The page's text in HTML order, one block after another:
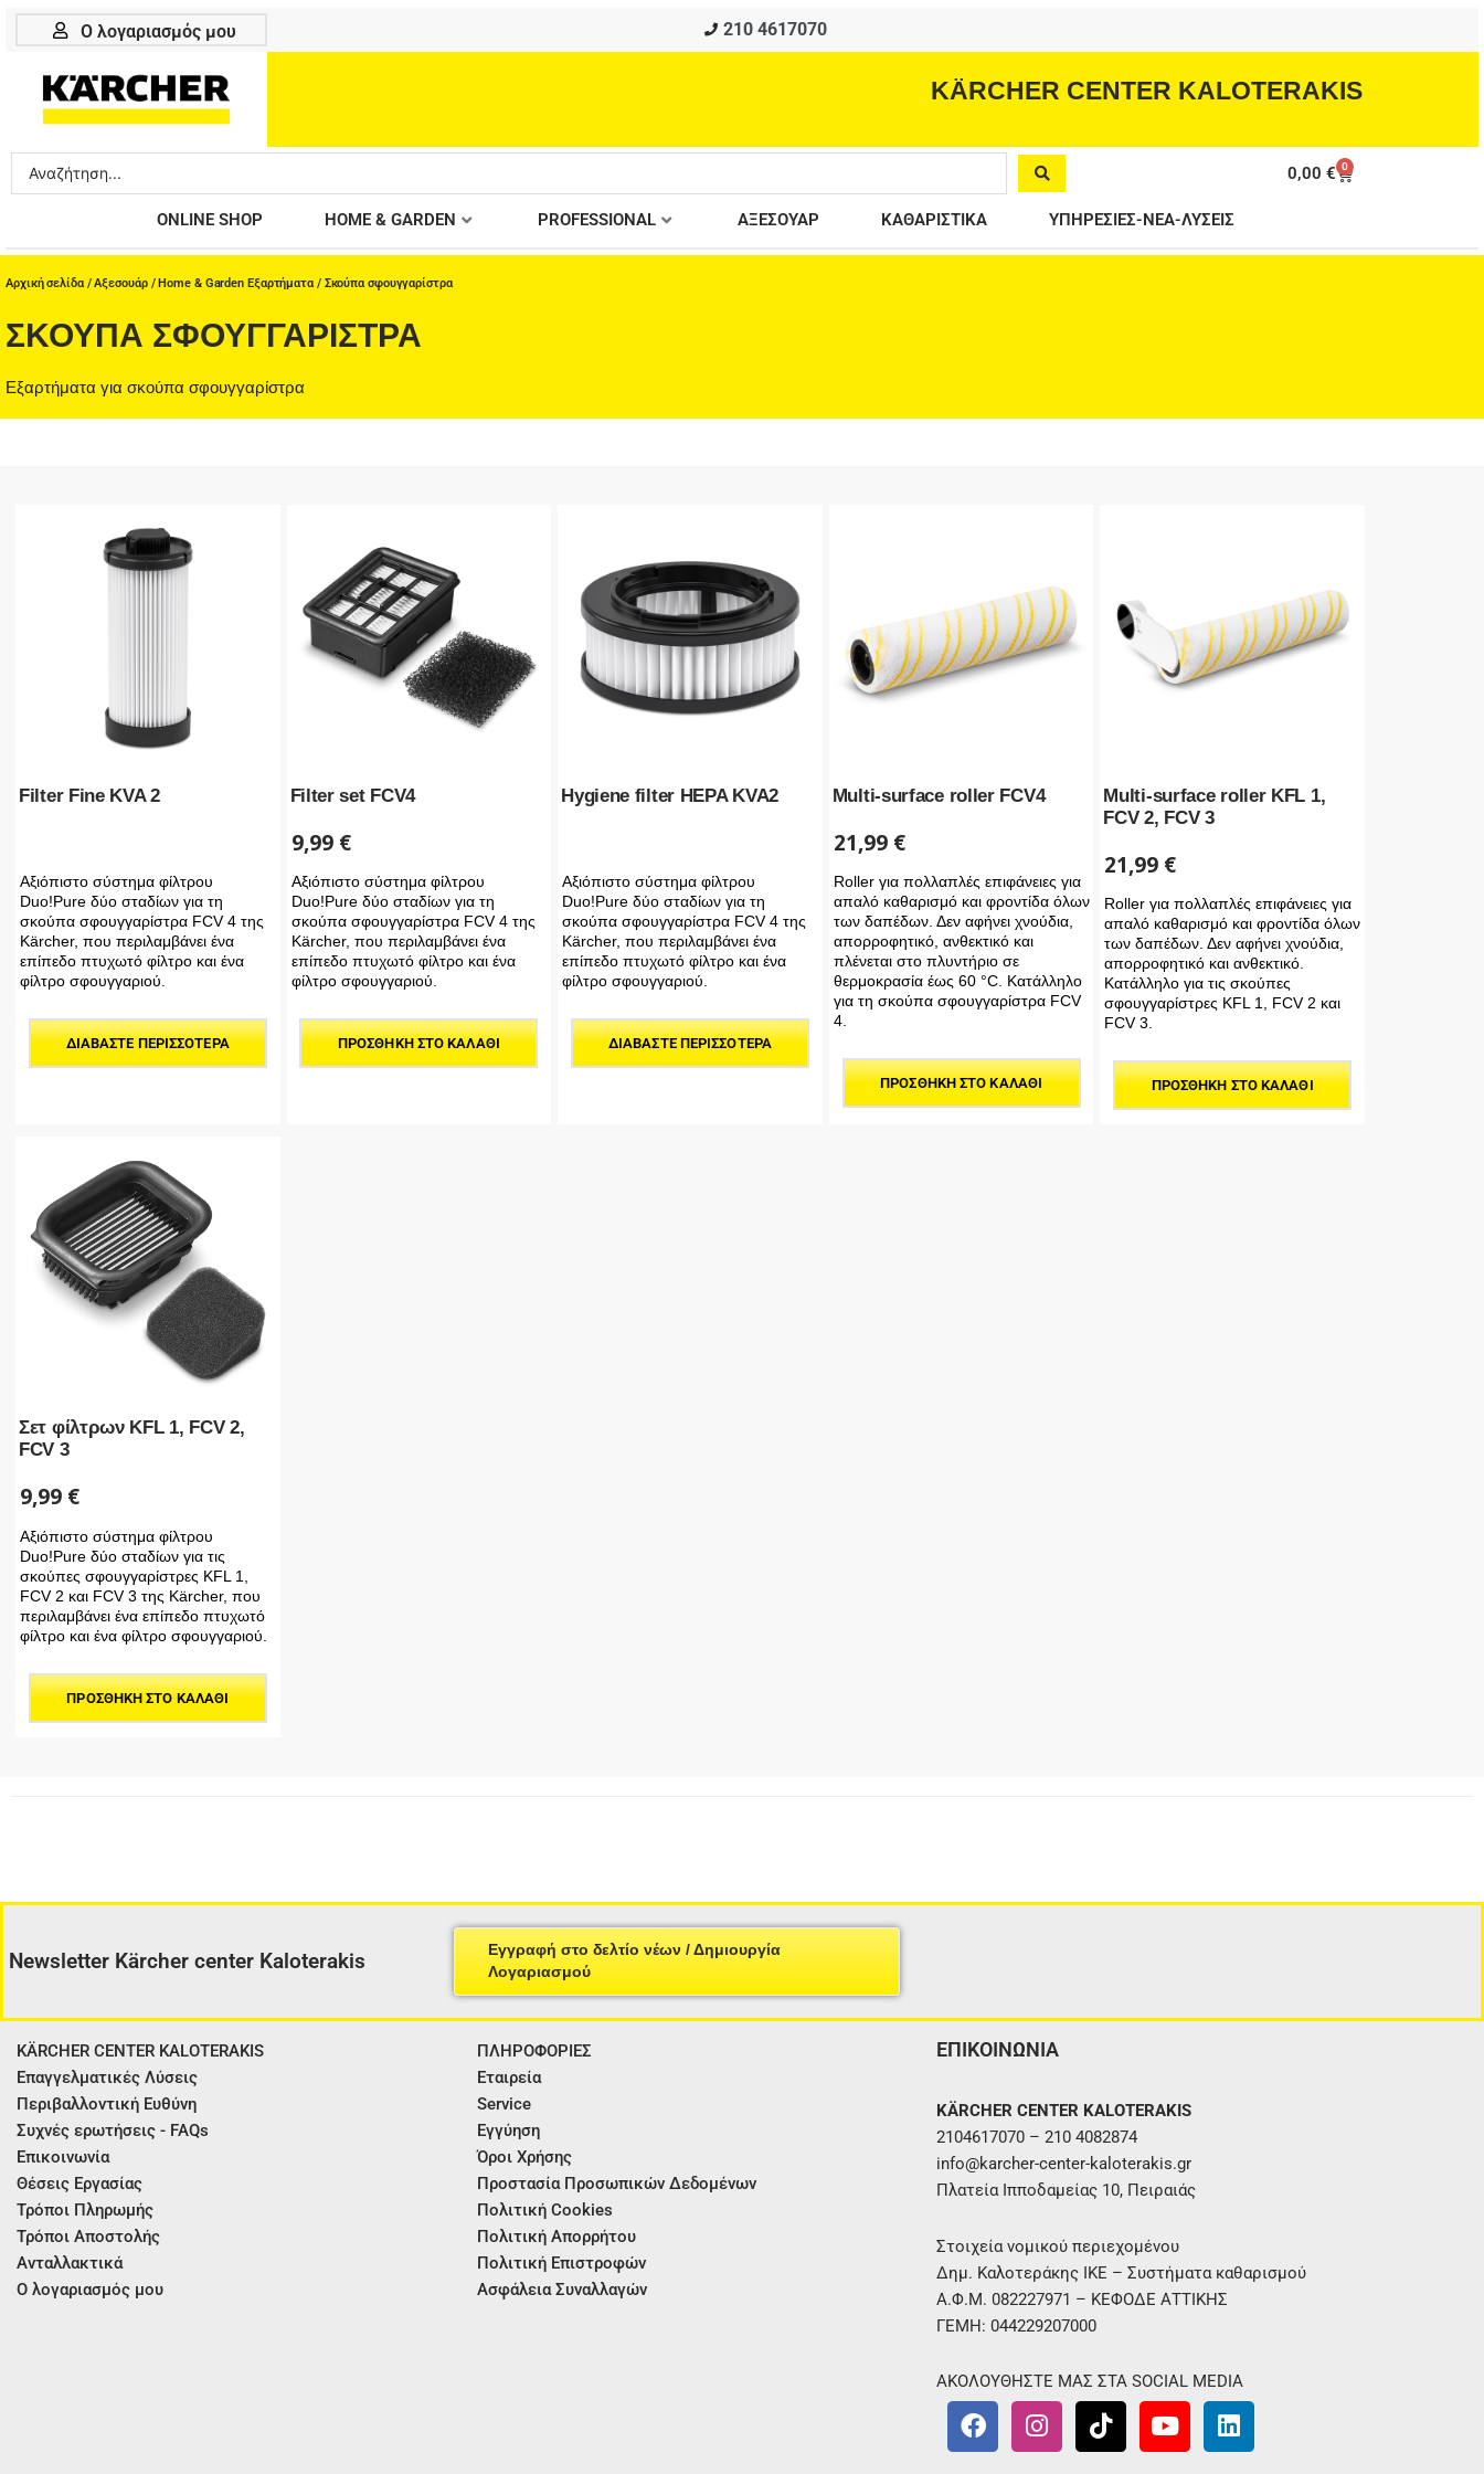
Μετάβαση
Ο λογαριασμός μου 210 4617070
KÄRCHER CENTER KALOTERAKIS
Search
...
0,00€ 0
Cart
ONLINE SHOP HOME & GARDEN PROFESSIONAL ΑΞΕΣΟΥΑΡ ΚΑΘΑΡΙΣΤΙΚΑ ΥΠΗΡΕΣΙΕΣ-ΝΕΑ-ΛΥΣΕΙΣ
Αρχική σελίδα/Αξεσουάρ/ Home & Garden Εξαρτήματα/ Σκούπα σφουγγαρίστρα
ΣΚΟΎΠΑ ΣΦΟΥΓΓΑΡΊΣΤΡΑ
Εξαρτήματα για σκούπα σφουγγαρίστρα
Filter Fine KVA 2
Αξιόπιστο σύστημα φίλτρου
Duo!Pure δύο σταδίων για τη
σκούπα σφουγγαρίστρα FCV 4 της
Kärcher, που περιλαμβάνει ένα
επίπεδο πτυχωτό φίλτρο και ένα
φίλτρο σφουγγαριού.
ΔΙΑΒΆΣΤΕ ΠΕΡΙΣΣΌΤΕΡΑ
Filter set FCV4
9,99 €
Αξιόπιστο σύστημα φίλτρου
Duo!Pure δύο σταδίων για τη
σκούπα σφουγγαρίστρα FCV 4 της
Kärcher, που περιλαμβάνει ένα
επίπεδο πτυχωτό φίλτρο και ένα
φίλτρο σφουγγαριού.
ΠΡΟΣΘΉΚΗ ΣΤΟ ΚΑΛΆΘΙ
Hygiene filter HEPA KVA2
Αξιόπιστο σύστημα φίλτρου
Duo!Pure δύο σταδίων για τη
σκούπα σφουγγαρίστρα FCV 4 της
Kärcher, που περιλαμβάνει ένα
επίπεδο πτυχωτό φίλτρο και ένα
φίλτρο σφουγγαριού.
ΔΙΑΒΆΣΤΕ ΠΕΡΙΣΣΌΤΕΡΑ
Multi-surface roller FCV4
21,99 €
Roller για πολλαπλές επιφάνειες για
απαλό καθαρισμό και φροντίδα όλων
των δαπέδων. Δεν αφήνει χνούδια,
απορροφητικό, ανθεκτικό και
πλένεται στο πλυντήριο σε
θερμοκρασία έως 60 °C. Κατάλληλο
για τη σκούπα σφουγγαρίστρα FCV
4.
ΠΡΟΣΘΉΚΗ ΣΤΟ ΚΑΛΆΘΙ
Multi-surface roller KFL 1,
FCV 2, FCV 3
21,99 €
Roller για πολλαπλές επιφάνειες για
απαλό καθαρισμό και φροντίδα όλων
των δαπέδων. Δεν αφήνει χνούδια,
απορροφητικό και ανθεκτικό.
Κατάλληλο για τις σκούπες
σφουγγαρίστρες KFL 1, FCV 2 και
FCV 3.
ΠΡΟΣΘΉΚΗ ΣΤΟ ΚΑΛΆΘΙ
Σετ φίλτρων KFL 1, FCV 2,
FCV 3
9,99 €
Αξιόπιστο σύστημα φίλτρου
Duo!Pure δύο σταδίων για τις
σκούπες σφουγγαρίστρες KFL 1,
FCV 2 και FCV 3 της Kärcher, που
περιλαμβάνει ένα επίπεδο πτυχωτό
φίλτρο και ένα φίλτρο σφουγγαριού.
ΠΡΟΣΘΉΚΗ ΣΤΟ ΚΑΛΆΘΙ
Newsletter Kärcher center Kaloterakis
Εγγραφή στο δελτίο νέων / Δημιουργία
Λογαριασμού
KÄRCHER CENTER KALOTERAKIS
Επαγγελματικές Λύσεις
Περιβαλλοντική Ευθύνη
Συχνές ερωτήσεις - FAQs
Επικοινωνία
Θέσεις Εργασίας
Τρόποι Πληρωμής
Τρόποι Αποστολής
Ανταλλακτικά
Ο λογαριασμός μου
ΠΛΗΡΟΦΟΡΙΕΣ
Εταιρεία
Service
Εγγύηση
Όροι Χρήσης
Προστασία Προσωπικών Δεδομένων
Πολιτική Cookies
Πολιτική Απορρήτου
Πολιτική Επιστροφών
Ασφάλεια Συναλλαγών
ΕΠΙΚΟΙΝΩΝΙΑ
KÄRCHER CENTER KALOTERAKIS
2104617070 – 210 4082874
info@karcher-center-kaloterakis.gr
Πλατεία Ιπποδαμείας 10, Πειραιάς
Στοιχεία νομικού περιεχομένου
Δημ. Καλοτεράκης ΙΚΕ – Συστήματα καθαρισμού
Α.Φ.Μ. 082227971 – ΚΕΦΟΔΕ ΑΤΤΙΚΗΣ
ΓΕΜΗ: 044229207000
ΑΚΟΛΟΥΘΗΣΤΕ ΜΑΣ ΣΤΑ SOCIAL MEDIA
F
a
I
n
T
i
Y
o
L
i